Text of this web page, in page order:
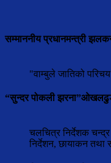
सम्माननीय प्रधानमन्त्री
"वाम्बुले जातिको
“सुन्दर पोकली
चलचित्र निर्देशक चन्द्र
निर्देशन, छायाकन तथा